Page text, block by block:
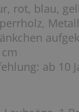
rot, blau,
Metall
ab 10